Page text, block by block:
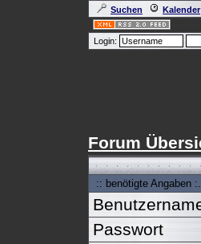
Suchen Kalender
Login:
Forum
:: benötigte Angaben :.
Passwort